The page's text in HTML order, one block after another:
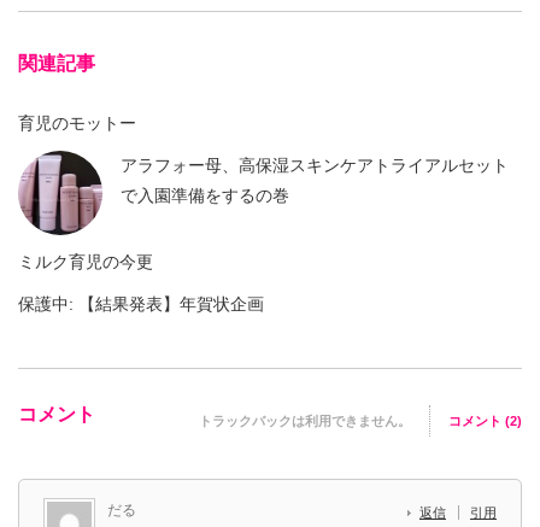
関連記事
育児のモットー
アラフォー母、高保湿スキンケアトライアルセット
で入園準備をするの巻
ミルク育児の今更
保護中: 【結果発表】年賀状企画
コメント トラックバックは利用できません。 コメント (2)
だる 返信 引用